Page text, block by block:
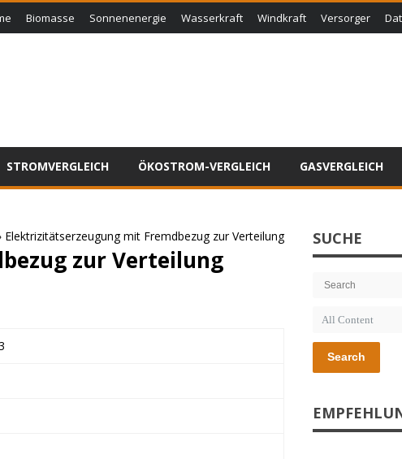
Biomasse Sonnenenergie Wasserkraft Windkraft Versorger
STROMVERGLEICH ÖKOSTROM-VERGLEICH GASVERGLEICH
Elektrizitätserzeugung mit Fremdbezug zur Verteilung
zur Verteilung
SUCHE
Search